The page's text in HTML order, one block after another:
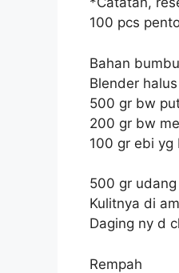
100 pcs
Bahan
Blender halus
500 gr bw
200 gr bw
100 gr ebi yg
500 gr
Kulitnya di
Daging ny d
Rempah